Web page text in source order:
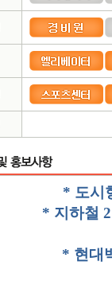
* 도시
* 지하철 2
* 현대